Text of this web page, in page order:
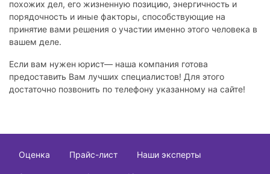
похожих дел, его жизненную позицию, энергичность и
порядочность и иные факторы, способствующие на
принятие вами решения о участии именно этого человека в
вашем деле.
Если вам нужен юрист— наша компания готова
предоставить Вам лучших специалистов! Для этого
достаточно позвонить по телефону указанному на сайте!
Оценка Прайс-лист Наши эксперты